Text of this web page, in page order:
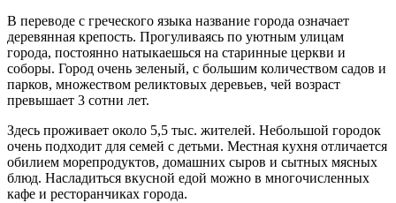
В переводе с греческого языка название города означает
деревянная крепость. Прогуливаясь по уютным улицам
города, постоянно натыкаешься на старинные церкви и
соборы. Город очень зеленый, с большим количеством садов и
парков, множеством реликтовых деревьев, чей возраст
превышает 3 сотни лет.
Здесь проживает около 5,5 тыс. жителей. Небольшой городок
очень подходит для семей с детьми. Местная кухня отличается
обилием морепродуктов, домашних сыров и сытных мясных
блюд. Насладиться вкусной едой можно в многочисленных
кафе и ресторанчиках города.